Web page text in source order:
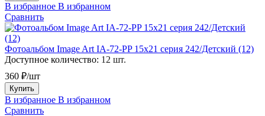
В избранное В избранном
Сравнить
Фотоальбом Image Art IA-72-PP 15х21 серия 242/Детский (12)
Доступное количество: 12 шт.
360 ₽/шт
Купить
В избранное В избранном
Сравнить